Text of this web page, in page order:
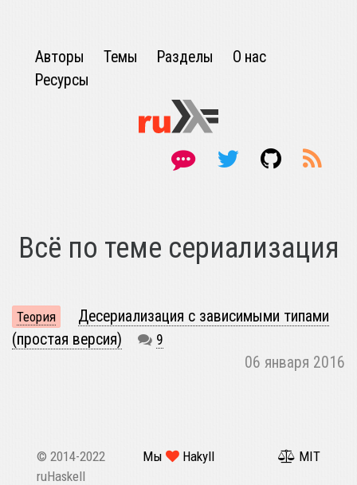
Авторы Темы Разделы
О нас
Ресурсы
Всё по теме сериализация
Теория
Десериализация с зависимыми типами
(простая версия)
9
06 января 2016
© 2014-2022
ruHaskell
Мы Hakyll MIT